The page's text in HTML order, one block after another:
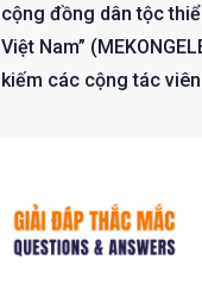
cộng đồng dân tộc
Việt Nam”
kiếm các cộng tác